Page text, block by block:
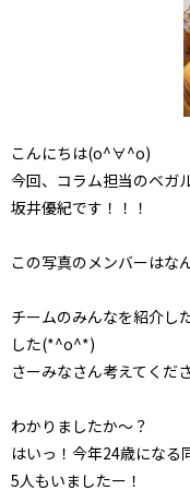
こんにちは(o^∀^o)
今回、コラム担当のベガ
坂井優紀です！！！
この写真のメンバーはな
チームのみんなを紹介し
した(*^o^*)
さーみなさん考えてくだ
わかりましたか～？
はいっ！今年24歳にな
5人もいましたー！